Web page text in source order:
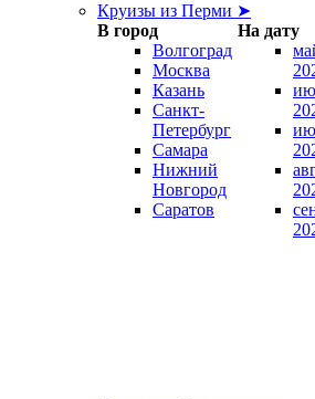
Круизы из Перми ➤
В город
На дату
Волгоград
Москва
Казань
Санкт-
Петербург
Самара
Нижний
Новгород
Саратов